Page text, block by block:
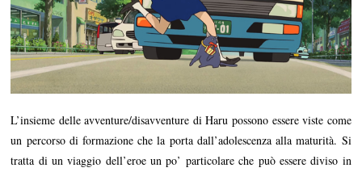
L’insieme delle avventure/disavventure di Haru possono essere viste come
un percorso di formazione che la porta dall’adolescenza alla maturità. Si
tratta di un viaggio dell’eroe un po’ particolare che può essere diviso in